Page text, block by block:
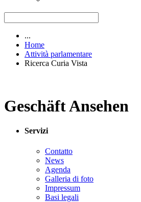
...
Home
Attività parlamentare
Ricerca Curia Vista
Geschäft Ansehen
Servizi
Contatto
News
Agenda
Galleria di foto
Impressum
Basi legali